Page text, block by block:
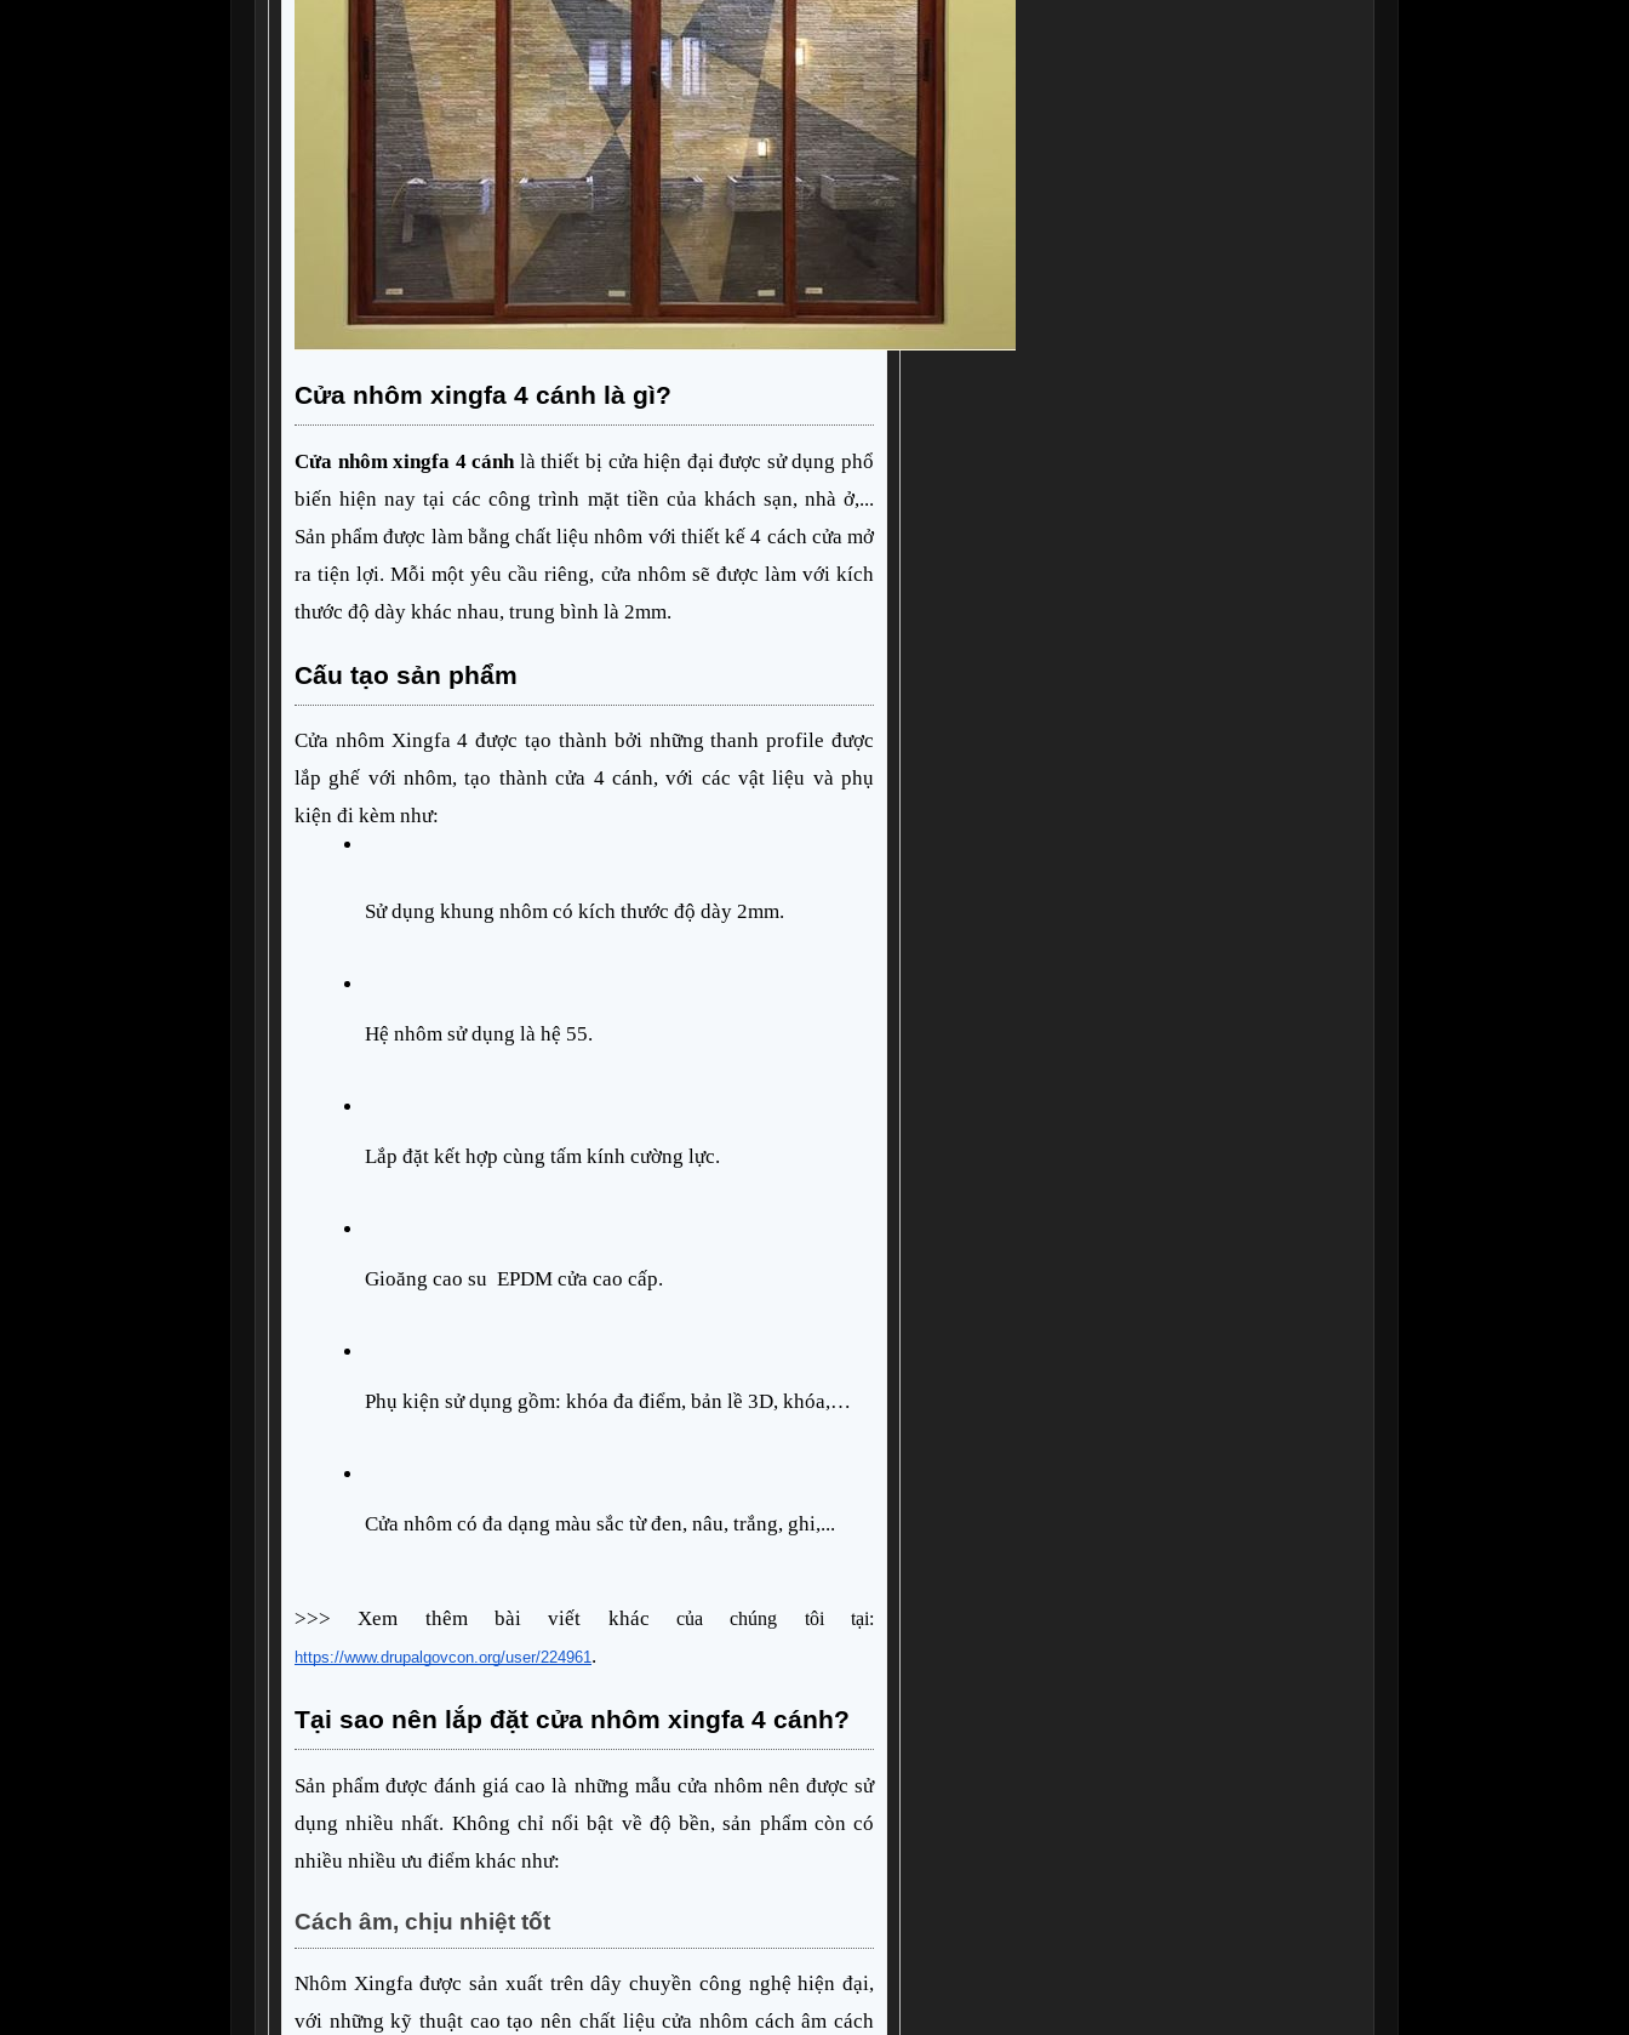
Cửa nhôm xingfa 4 cánh là gì?
Cửa nhôm xingfa 4 cánh là thiết bị cửa hiện đại được sử dụng phổ
biến hiện nay tại các công trình mặt tiền của khách sạn, nhà ở,...
Sản phẩm được làm bằng chất liệu nhôm với thiết kế 4 cách cửa mở
ra tiện lợi. Mỗi một yêu cầu riêng, cửa nhôm sẽ được làm với kích
thước độ dày khác nhau, trung bình là 2mm.
Cấu tạo sản phẩm
Cửa nhôm Xingfa 4 được tạo thành bởi những thanh profile được
lắp ghế với nhôm, tạo thành cửa 4 cánh, với các vật liệu và phụ
kiện đi kèm như:
Sử dụng khung nhôm có kích thước độ dày 2mm.
Hệ nhôm sử dụng là hệ 55.
Lắp đặt kết hợp cùng tấm kính cường lực.
Gioăng cao su  EPDM cửa cao cấp.
Phụ kiện sử dụng gồm: khóa đa điểm, bản lề 3D, khóa,…
Cửa nhôm có đa dạng màu sắc từ đen, nâu, trắng, ghi,...
>>> Xem thêm bài viết khác
https://www.drupalgovcon.org/user/224961 .
Tại sao nên lắp đặt cửa nhôm xingfa 4 cánh?
Sản phẩm được đánh giá cao là những mẫu cửa nhôm nên được sử
dụng nhiều nhất. Không chỉ nổi bật về độ bền, sản phẩm còn có
nhiều nhiều ưu điểm khác như:
Cách âm, chịu nhiệt tốt
Nhôm Xingfa được sản xuất trên dây chuyền công nghệ hiện đại,
với những kỹ thuật cao tạo nên chất liệu cửa nhôm cách âm cách